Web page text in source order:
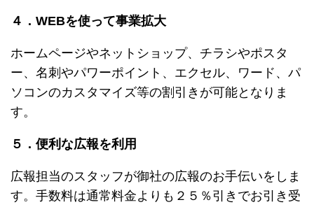
４．WEBを使って事業拡大
ホームページやネットショップ、チラシやポスタ
ー、名刺やパワーポイント、エクセル、ワード、パ
ソコンのカスタマイズ等の割引きが可能となりま
す。
５．便利な広報を利用
広報担当のスタッフが御社の広報のお手伝いをしま
す。手数料は通常料金よりも２５％引きでお引き受